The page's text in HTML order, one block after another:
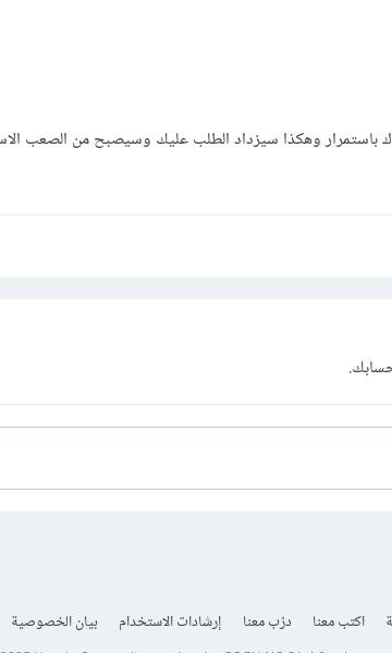
وهكذا سيزداد الطلب عليك وسيصبح من الصعب
اكتب معنا درّب معنا إرشادات الاستخدام بيان الخصوصية